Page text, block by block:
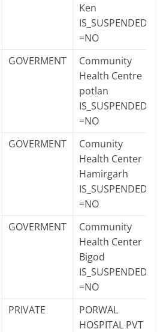
Ken
IS_SUSPENDED
=NO
GOVERMENT
Community
Health Centre
potlan
IS_SUSPENDED
=NO
GOVERMENT
Comunity
Health Center
Hamirgarh
IS_SUSPENDED
=NO
GOVERMENT
Community
Health Center
Bigod
IS_SUSPENDED
=NO
PRIVATE
PORWAL
HOSPITAL PVT